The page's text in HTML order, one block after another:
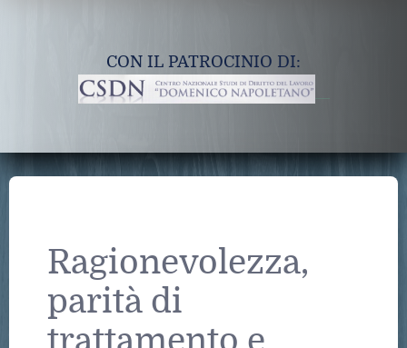
CON IL PATROCINIO DI:
Ragionevolezza,
parità di